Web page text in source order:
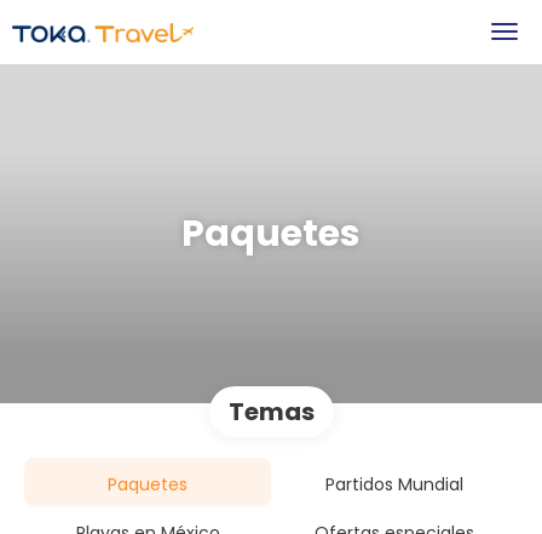
Paquetes
Temas
Paquetes
Partidos Mundial